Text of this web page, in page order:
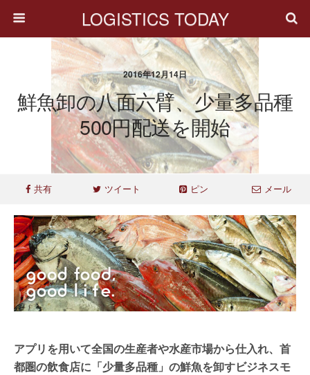
LOGISTICS TODAY
2016年12月14日
鮮魚卸の八面六臂、少量多品種
500円配送を開始
共有 ツイート ピン メール
アプリを用いて全国の生産者や水産市場から仕入れ、首
都圏の飲食店に「少量多品種」の鮮魚を卸すビジネスモ